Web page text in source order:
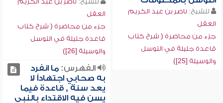
للشيخ: ناصر بن عبد الكريم
العقل
جزء من محاضرة ( شرح كتاب
قاعدة جليلة في التوسل
والوسيلة [25])
العقل
جزء من محاضرة ( شرح كتاب
قاعدة جليلة في التوسل
والوسيلة [26])
الفهرس:ما انفرد
به صحابي اجتهاداً لا
يعد سنة , قاعدة فيما
يسن فيه الاقتداء بالنبي